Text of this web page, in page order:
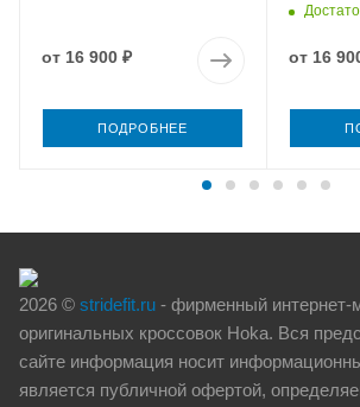
от 16 900 ₽
ПОДРОБНЕЕ
от 16
2026 © stridefit.ru - фирменный интернет-
оригинальных кроссовок Hoka. Вся
сайте информация носит
является публичной офертой,